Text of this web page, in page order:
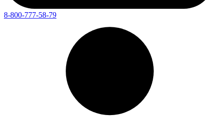
8-800-777-58-79